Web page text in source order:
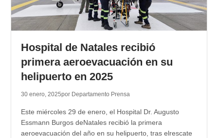
Hospital de Natales recibió
primera aeroevacuación en su
helipuerto en 2025
30 enero, 2025por Departamento Prensa
Este miércoles 29 de enero, el Hospital Dr. Augusto
Essmann Burgos deNatales recibió la primera
aeroevacuación del año en su helipuerto, tras elrescate